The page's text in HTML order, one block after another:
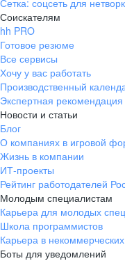
Сетка: соцсеть для
Соискателям
hh PRO
Готовое резюме
Все сервисы
Хочу у вас работать
Производственный
Экспертная рекомендация
Новости и статьи
Блог
О компаниях в игровой
Жизнь в компании
ИТ-проекты
Рейтинг работодателей
Молодым специалистам
Карьера для молодых
Школа программистов
Карьера в
Боты для уведомлений